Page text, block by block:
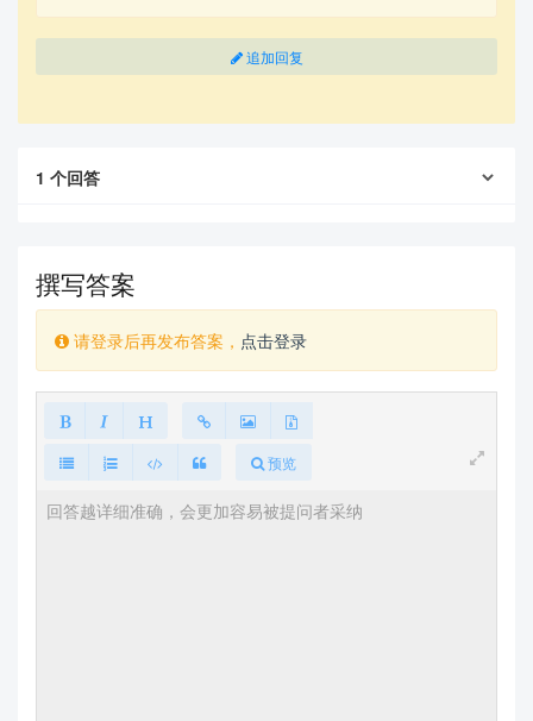
追加回复
1 个回答
撰写答案
请登录后再发布答案， 点击登录
预览